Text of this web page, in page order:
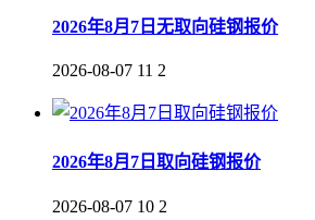
2026年8月7日无取向硅钢报价
2026-08-07 11 2
2026年8月7日取向硅钢报价
2026-08-07 10 2